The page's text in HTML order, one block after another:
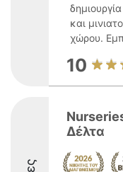
και
χώρου.
10
Δέλτα